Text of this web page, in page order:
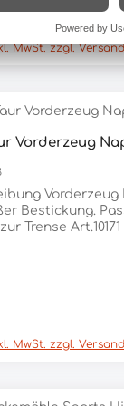
MwSt. zzgl.
Vorderzeug
NAPOLI
Bestickung.
Trense Art.10171
Preis:
MwSt. zzgl.